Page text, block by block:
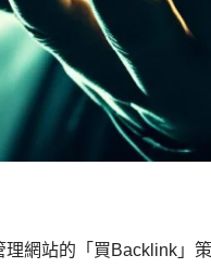
網站的「買Backlink」